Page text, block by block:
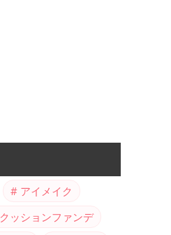
アイメイク
クッションファンデ